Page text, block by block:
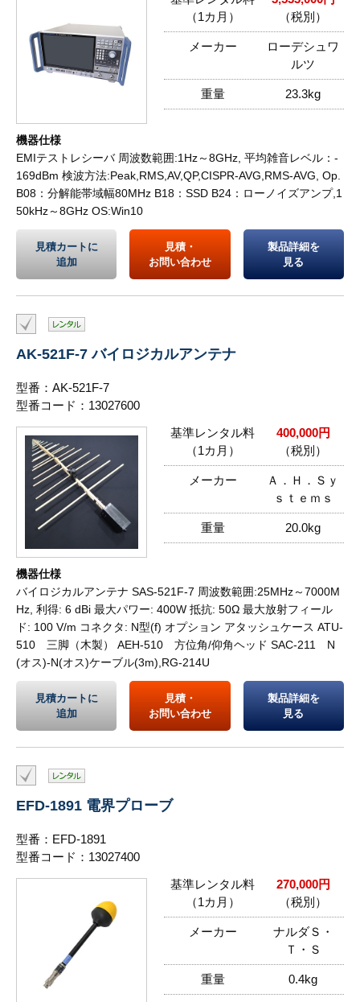
（1カ月）
（税別）
メーカー
ローデシュワ
ルツ
重量 23.3kg
機器仕様
EMIテストレシーバ 周波数範囲:1Hz～8GHz, 平均雑音レベル：-
169dBm 検波方法:Peak,RMS,AV,QP,CISPR-AVG,RMS-AVG, Op.
B08：分解能帯域幅80MHz B18：SSD B24：ローノイズアンプ,1
50kHz～8GHz OS:Win10
見積カートに
追加
見積・
お問い合わせ
製品詳細を
見る
AK-521F-7 バイロジカルアンテナ
型番：AK-521F-7
型番コード：13027600
基準レンタル料
（1カ月）
400,000円
（税別）
メーカー
Ａ．Ｈ．Ｓｙ
ｓｔｅｍｓ
重量 20.0kg
機器仕様
バイロジカルアンテナ SAS-521F-7 周波数範囲:25MHz～7000M
Hz, 利得: 6 dBi 最大パワー: 400W 抵抗: 50Ω 最大放射フィール
ド: 100 V/m コネクタ: N型(f) オプション アタッシュケース ATU-
510 三脚（木製） AEH-510 方位角/仰角ヘッド SAC-211 N
(オス)-N(オス)ケーブル(3m),RG-214U
見積カートに
追加
見積・
お問い合わせ
製品詳細を
見る
EFD-1891 電界プローブ
型番：EFD-1891
型番コード：13027400
基準レンタル料
（1カ月）
270,000円
（税別）
メーカー
ナルダＳ・
Ｔ・Ｓ
重量 0.4kg